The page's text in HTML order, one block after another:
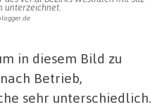
unterzeichnet.
in diesem Bild zu
Betrieb,
sehr unterschiedlich.